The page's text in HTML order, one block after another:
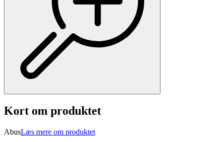
Kort om produktet
AbusLæs mere om produktet